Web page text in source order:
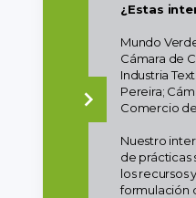
¿Estas
Mundo
Cámara de
Industria
Pereira;
Comercio
Nuestro
de prácticas
los recursos
formulación